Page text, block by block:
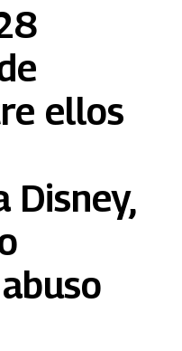
ellos
Disney,